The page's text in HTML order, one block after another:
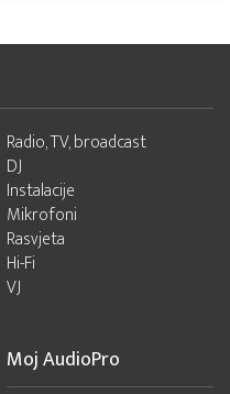
Radio, TV, broadcast
DJ
Instalacije
Mikrofoni
Rasvjeta
Hi-Fi
VJ
Moj AudioPro